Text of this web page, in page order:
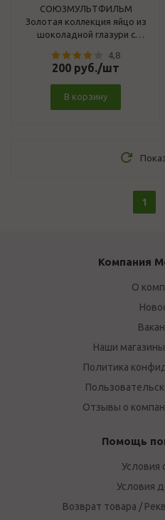
СОЮЗМУЛЬТФИЛЬМ
Золотая коллекция яйцо из
шоколадной глазури с
4,8
200 руб./шт
В корзину
1
Компания
О
Наши
Политика
Отзывы о
Помощь
Условия
Условия
Возврат товара /